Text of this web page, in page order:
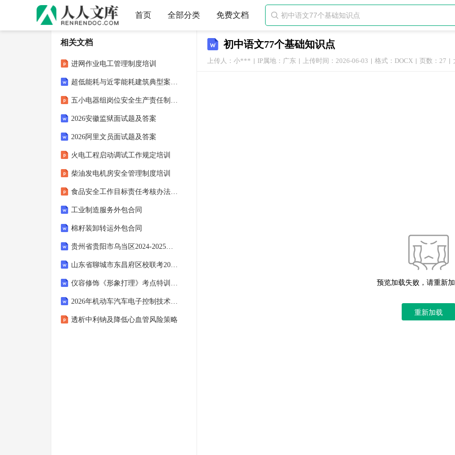
首页 全部分类 免费文档 
初中语文77个基础知识点
上传人：小*** IP属地：广东 上传时间：2026-06-03 格式：DOCX 页数：27
预览加载失败，请重新
重新加载
相关文档
进网作业电工管理制度培训
超低能耗与近零能耗建筑典型案例申报书
五小电器组岗位安全生产责任制培训课件
2026安徽监狱面试题及答案
2026阿里文员面试题及答案
火电工程启动调试工作规定培训
柴油发电机房安全管理制度培训
食品安全工作目标责任考核办法培训
工业制造服务外包合同
棉籽装卸转运外包合同
贵州省贵阳市乌当区2024-2025学年下学期七年级期末英语卷（含答案）
山东省聊城市东昌府区校联考2024-2025学年七年级上学期语文期末试卷（含答案）
仪容修饰《形象打理》考点特训卷2025年
2026年机动车汽车电子控制技术考试题库
透析中利钠及降低心血管风险策略